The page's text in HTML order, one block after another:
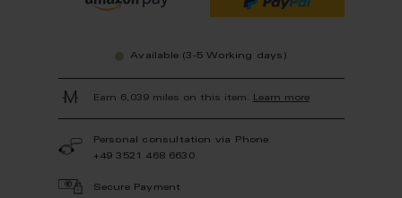
Available (3-5 Working days)
Earn 6,039 miles on this item. Learn more
Personal consultation via Phone
+49 3521 468 6630
Secure Payment